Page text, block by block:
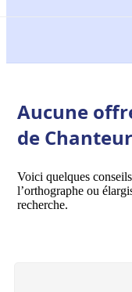
Aucune
de
Voici quelques
l’orthographe ou
recherche.